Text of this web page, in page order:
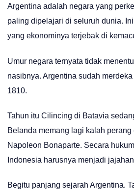
Argentina adalah negara yang
paling dipelajari di seluruh dunia.
yang ekonominya terjebak di
Umur negara ternyata tidak
nasibnya. Argentina sudah
1810.
Tahun itu Cilincing di Batavia
Belanda memang lagi kalah perang
Napoleon Bonaparte. Secara
Indonesia harusnya menjadi
Begitu panjang sejarah Argentina.